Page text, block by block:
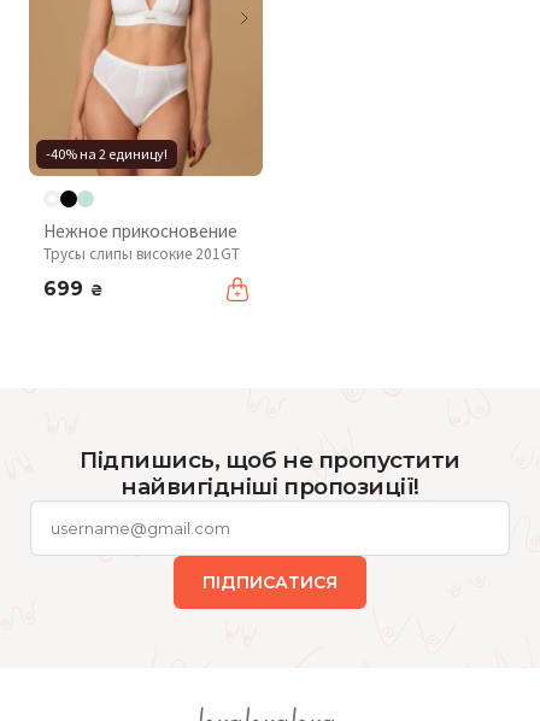
-40% на 2 единицу!
Нежное прикосновение
Трусы слипы високие 201GT
699 ₴
Підпишись, щоб не пропустити
найвигідніші пропозиції!
ПІДПИСАТИСЯ